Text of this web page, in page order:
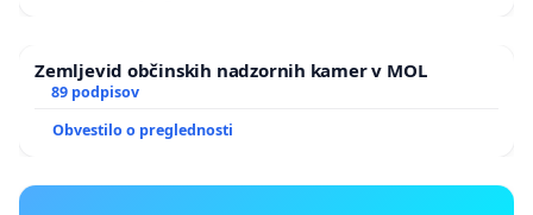
Zemljevid občinskih nadzornih kamer v MOL
89 podpisov
Obvestilo o preglednosti